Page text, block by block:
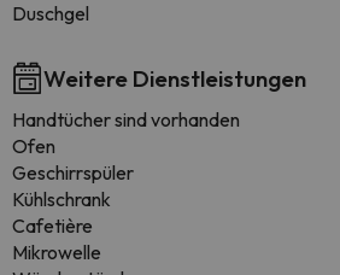
Duschgel
Weitere Dienstleistungen
Handtücher sind vorhanden
Ofen
Geschirrspüler
Kühlschrank
Cafetière
Mikrowelle